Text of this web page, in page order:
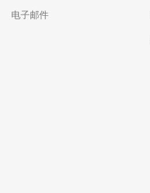
电子邮件